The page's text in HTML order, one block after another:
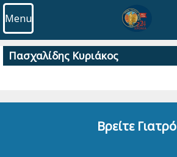
Menu
Πασχαλίδης Κυριάκος
Βρείτε Γιατρό